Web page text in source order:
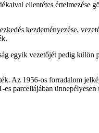
ellentétes értelmezése
kezdeményezése,
egyik vezetőjét pedig külön
Az 1956-os forradalom
parcellájában ünnepélyesen